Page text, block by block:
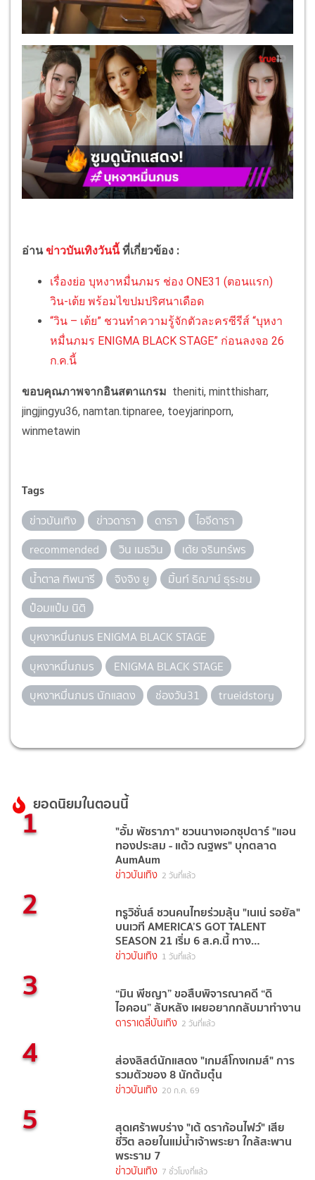
อ่านข่าวบันเทิงวันนี้ ที่เกี่ยวข้อง :
เรื่องย่อ บุหงาหมื่นภมร ช่อง ONE31 (ตอนแรก)
วิน-เต้ย พร้อมไขปมปริศนาเดือด
“วิน – เต้ย” ชวนทำความรู้จักตัวละครซีรีส์ “บุหงา
หมื่นภมร ENIGMA BLACK STAGE” ก่อนลงจอ 26
ก.ค.นี้
ขอบคุณภาพจากอินสตาแกรม theniti, mintthisharr,
jingjingyu36, namtan.tipnaree, toeyjarinporn,
winmetawin
Tags
ข่าวบันเทิง ข่าวดารา ดารา
ไอจีดารา
recommended
วิน เมธวิน
เต้ย จรินทร์พร
น้ำตาล ทิพนารี
จิงจิง ยู
มิ้นท์ ธิฌาน์ ธุระชน
ป๋อมแป๋ม นิติ
บุหงาหมื่นภมร ENIGMA BLACK STAGE
บุหงาหมื่นภมร
ENIGMA BLACK STAGE
บุหงาหมื่นภมร นักแสดง
ช่องวัน31 trueidstory
ยอดนิยมในตอนนี้
1 "อั้ม พัชราภา" ชวนนางเอกซุปตาร์ "แอน
ทองประสม - แต้ว ณฐพร" บุกตลาด
AumAum
ข่าวบันเทิง 2 วันที่แล้ว
2 ทรูวิชั่นส์ ชวนคนไทยร่วมลุ้น "เนเน่ รอยัล"
บนเวที AMERICA’S GOT TALENT
SEASON 21 เริ่ม 6 ส.ค.นี้ ทาง
TrueVisions NOW
ข่าวบันเทิง 1 วันที่แล้ว
3 “มิน พีชญา” ขอสืบพิจารณาคดี “ดิ
ไอคอน” ลับหลัง เผยอยากกลับมาทำงาน
ดาราเดลี่บันเทิง 2 วันที่แล้ว
4 ส่องลิสต์นักแสดง "เกมส์โกงเกมส์" การ
รวมตัวของ 8 นักต้มตุ๋น
ข่าวบันเทิง 20 ก.ค. 69
5 สุดเศร้าพบร่าง "เต้ ดราก้อนไฟว์" เสีย
ชีวิต ลอยในแม่น้ำเจ้าพระยา ใกล้สะพาน
พระราม 7
ข่าวบันเทิง 7 ชั่วโมงที่แล้ว